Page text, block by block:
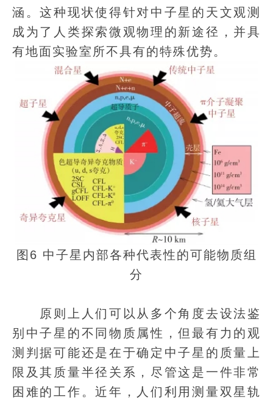
涵。这种现状使得针对中子星的天文观测
成为了人类探索微观物理的新途径，并具
有地面实验室所不具有的特殊优势。
图6 中子星内部各种代表性的可能物质组
分
原则上人们可以从多个角度去设法鉴
别中子星的不同物质属性，但最有力的观
测判据可能还是在于确定中子星的质量上
限及其质量半径关系，尽管这是一件非常
困难的工作。近年，人们利用测量双星轨